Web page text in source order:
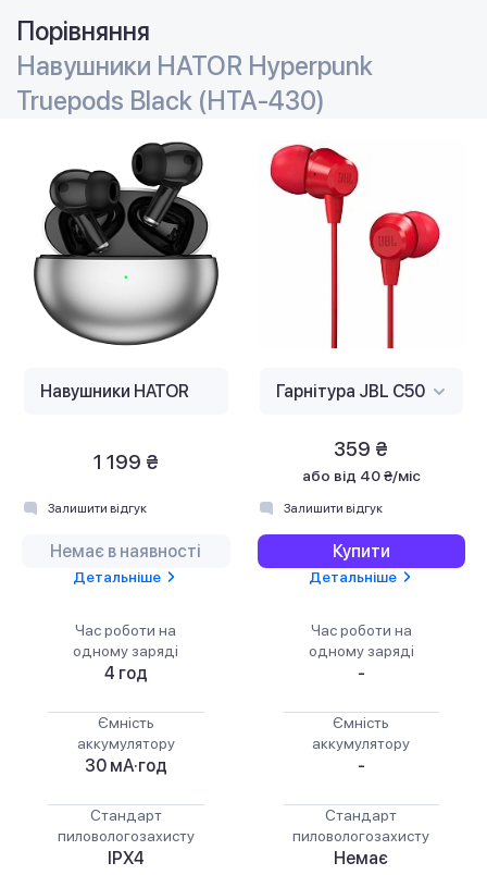
Порівняння
Навушники HATOR Hyреrpunk
Truepods Black (HTA-430)
1 199 ₴
Залишити відгук
Немає в наявності
Детальніше
Час роботи на
одному заряді
4 год
Ємність
аккумулятору
30 мА·год
Стандарт
пиловологозахисту
IPX4
359 ₴
або від 40 ₴/міс
Залишити відгук
Купити
Детальніше
Час роботи на
одному заряді
-
Ємність
аккумулятору
-
Стандарт
пиловологозахисту
Немає